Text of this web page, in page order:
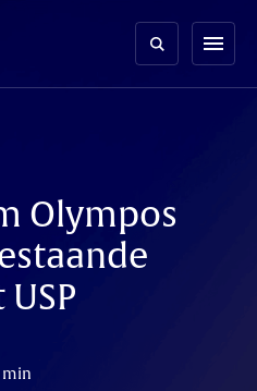
menu
Olympos
min